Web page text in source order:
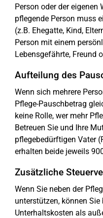
Person oder der eigenen
pflegende Person muss
(z.B. Ehegatte, Kind,
Person mit einem
Lebensgefährte, Freund
Aufteilung des
Wenn sich mehrere
Pflege-Pauschbetrag
keine Rolle, wer mehr
Betreuen Sie und Ihre
pflegebedürftigen Vater
erhalten beide jeweils
Zusätzliche
Wenn Sie neben der
unterstützen, können Sie
Unterhaltskosten als